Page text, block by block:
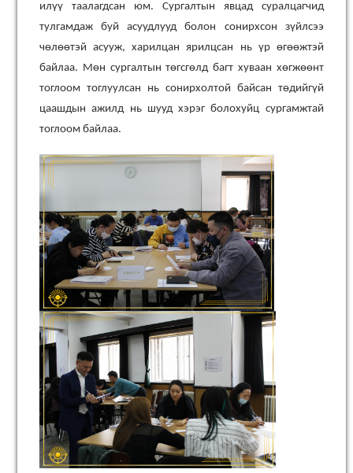
илүү таалагдсан юм. Сургалтын явцад суралцагчид
тулгамдаж буй асуудлууд болон сонирхсон зүйлсээ
чөлөөтэй асууж, харилцан ярилцсан нь үр өгөөжтэй
байлаа. Мөн сургалтын төгсгөлд багт хуваан хөгжөөнт
тоглоом тоглуулсан нь сонирхолтой байсан төдийгүй
цаашдын ажилд нь шууд хэрэг болохуйц сургамжтай
тоглоом байлаа.